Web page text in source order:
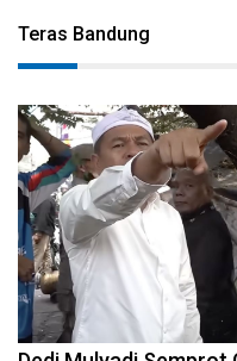
Teras Bandung
2026-08-04 10:29:06